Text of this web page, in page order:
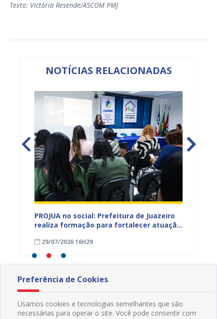
Texto: Victória Resende/ASCOM PMJ
NOTÍCIAS RELACIONADAS
PROJUA no social: Prefeitura de Juazeiro
realiza formação para fortalecer atuação
SUAS29/07/2026 16H29
Preferência de Cookies
Usamos cookies e tecnologias semelhantes que são
necessárias para operar o site. Você pode consentir com